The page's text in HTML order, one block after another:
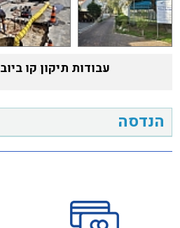
הנדסה
עבודות תיקון קו